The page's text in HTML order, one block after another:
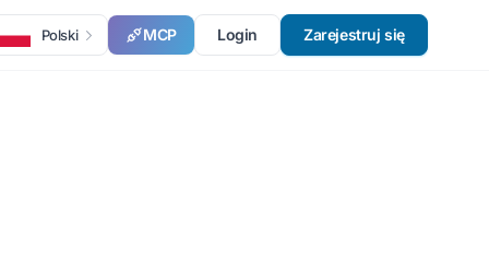
Polski MCP Login Zarejestruj się